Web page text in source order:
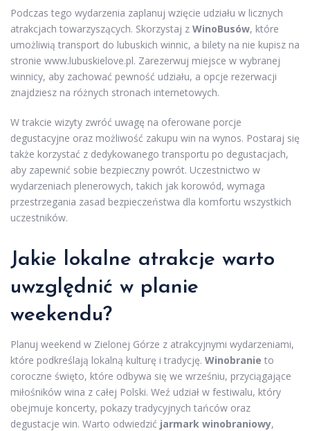
Podczas tego wydarzenia zaplanuj wzięcie udziału w licznych
atrakcjach towarzyszących. Skorzystaj z WinoBusów, które
umożliwią transport do lubuskich winnic, a bilety na nie kupisz na
stronie www.lubuskielove.pl. Zarezerwuj miejsce w wybranej
winnicy, aby zachować pewność udziału, a opcje rezerwacji
znajdziesz na różnych stronach internetowych.
W trakcie wizyty zwróć uwagę na oferowane porcje
degustacyjne oraz możliwość zakupu win na wynos. Postaraj się
także korzystać z dedykowanego transportu po degustacjach,
aby zapewnić sobie bezpieczny powrót. Uczestnictwo w
wydarzeniach plenerowych, takich jak korowód, wymaga
przestrzegania zasad bezpieczeństwa dla komfortu wszystkich
uczestników.
Jakie lokalne atrakcje warto
uwzględnić w planie
weekendu?
Planuj weekend w Zielonej Górze z atrakcyjnymi wydarzeniami,
które podkreślają lokalną kulturę i tradycję. Winobranie to
coroczne święto, które odbywa się we wrześniu, przyciągające
miłośników wina z całej Polski. Weź udział w festiwalu, który
obejmuje koncerty, pokazy tradycyjnych tańców oraz
degustacje win. Warto odwiedzić jarmark winobraniowy,